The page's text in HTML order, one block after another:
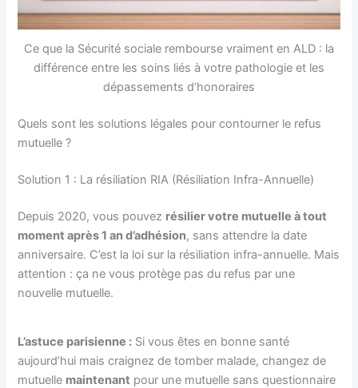
Ce que la Sécurité sociale rembourse vraiment en ALD : la
différence entre les soins liés à votre pathologie et les
dépassements d’honoraires
Quels sont les solutions légales pour contourner le refus
mutuelle ?
Solution 1 : La résiliation RIA (Résiliation Infra-Annuelle)
Depuis 2020, vous pouvez résilier votre mutuelle à tout
moment après 1 an d’adhésion, sans attendre la date
anniversaire. C’est la loi sur la résiliation infra-annuelle. Mais
attention : ça ne vous protège pas du refus par une
nouvelle mutuelle.
L’astuce parisienne : Si vous êtes en bonne santé
aujourd’hui mais craignez de tomber malade, changez de
mutuelle maintenant pour une mutuelle sans questionnaire